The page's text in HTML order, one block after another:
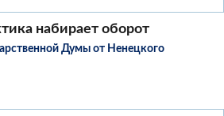
набирает оборот
Думы от Ненецкого